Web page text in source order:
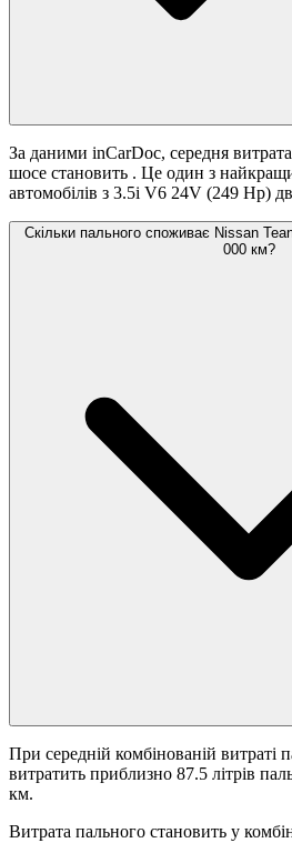
За даними inCarDoc, середня
шосе становить . Це один з
автомобілів з 3.5i V6 24V (249 Hp)
Скільки пального споживає Nissan
000 км?
При середній комбінованій витраті
витратить приблизно 87.5 літрів
км.
Витрата пального становить у